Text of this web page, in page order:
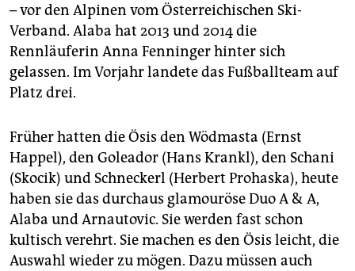
– vor den Alpinen vom Österreichischen Ski-
Verband. Alaba hat 2013 und 2014 die
Rennläuferin Anna Fenninger hinter sich
gelassen. Im Vorjahr landete das Fußballteam auf
Platz drei.
Früher hatten die Ösis den Wödmasta (Ernst
Happel), den Goleador (Hans Krankl), den Schani
(Skocik) und Schneckerl (Herbert Prohaska), heute
haben sie das durchaus glamouröse Duo A & A,
Alaba und Arnautovic. Sie werden fast schon
kultisch verehrt. Sie machen es den Ösis leicht, die
Auswahl wieder zu mögen. Dazu müssen auch